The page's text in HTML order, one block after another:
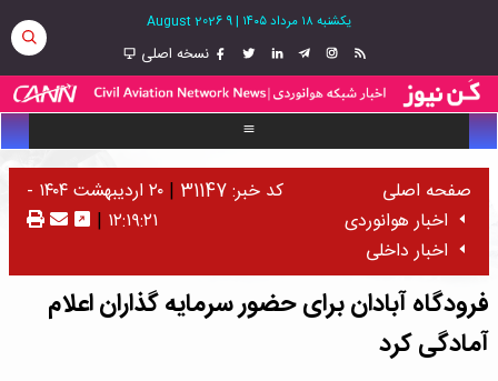
یکشنبه ۱۸ مرداد ۱۴۰۵ |
9 August 2026
نسخه اصلی
صفحه اصلی
اخبار هوانوردی
اخبار داخلی
کد خبر: 31147 |
۲۰ اردیبهشت ۱۴۰۴ -
۱۲:۱۹:۲۱ |
فرودگاه آبادان برای حضور سرمایه گذاران اعلام
آمادگی کرد